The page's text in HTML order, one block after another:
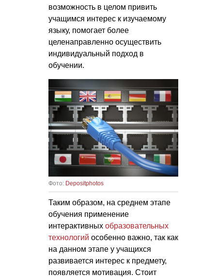
возможность в целом привить
учащимся интерес к изучаемому
языку, помогает более
целенаправленно осуществить
индивидуальный подход в
обучении.
Фото: Depositphotos
Таким образом, на среднем этапе
обучения применение
интерактивных образовательных
технологий особенно важно, так как
на данном этапе у учащихся
развивается интерес к предмету,
появляется мотивация. Стоит